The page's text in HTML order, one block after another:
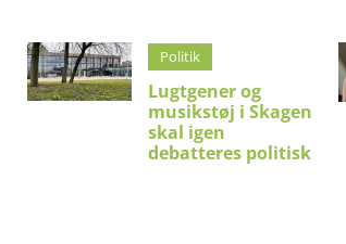
Politik
Lugtgener og
musikstøj i Skagen
skal igen
debatteres politisk